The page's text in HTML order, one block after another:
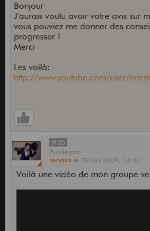
Bonjour
J'aurais voulu avoir votre avis sur
vous pouviez me donner des
progresser !
Merci
Les voilà:
http://www.youtube.com/user/
#35
Publié par
renaxo le 20 Juil 2009, 14:37
Voilà une vidéo de mon groupe